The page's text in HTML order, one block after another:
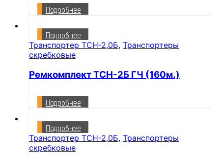
Подробнее
Подробнее
Транспортер ТСН-2,0Б, Транспортеры
скребковые
Ремкомплект ТСН-2Б ГЧ (160м.)
Подробнее
Подробнее
Транспортер ТСН-2,0Б, Транспортеры
скребковые